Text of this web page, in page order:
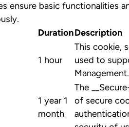
ensure basic functionalities
DurationDescription
1 hour
This cookie,
used to
Management.
1 year 1
month
The
of secure